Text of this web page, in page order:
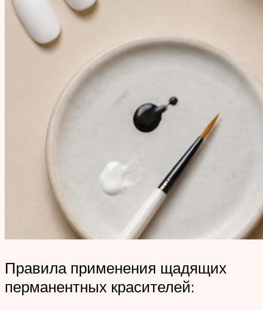
Правила применения щадящих
перманентных красителей: